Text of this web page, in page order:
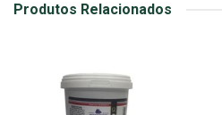
Produtos Relacionados